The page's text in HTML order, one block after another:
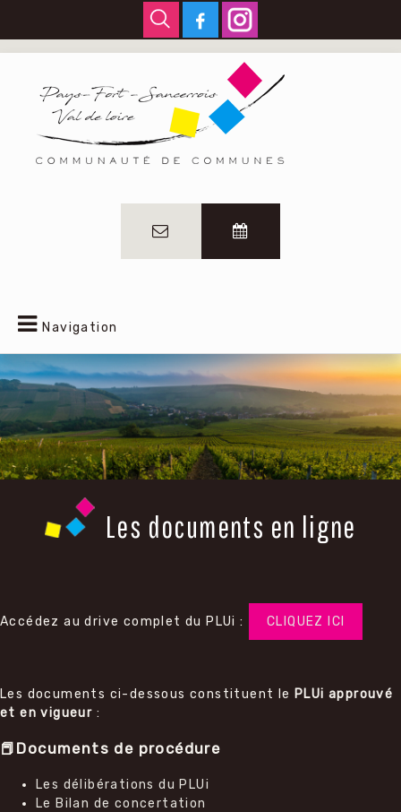
Navigation
Les documents en ligne
Accédez au drive complet du PLUi : CLIQUEZ ICI
Les documents ci-dessous constituent le PLUi approuvé
et en vigueur :
📕Documents de procédure
Les délibérations du PLUi
Le Bilan de concertation